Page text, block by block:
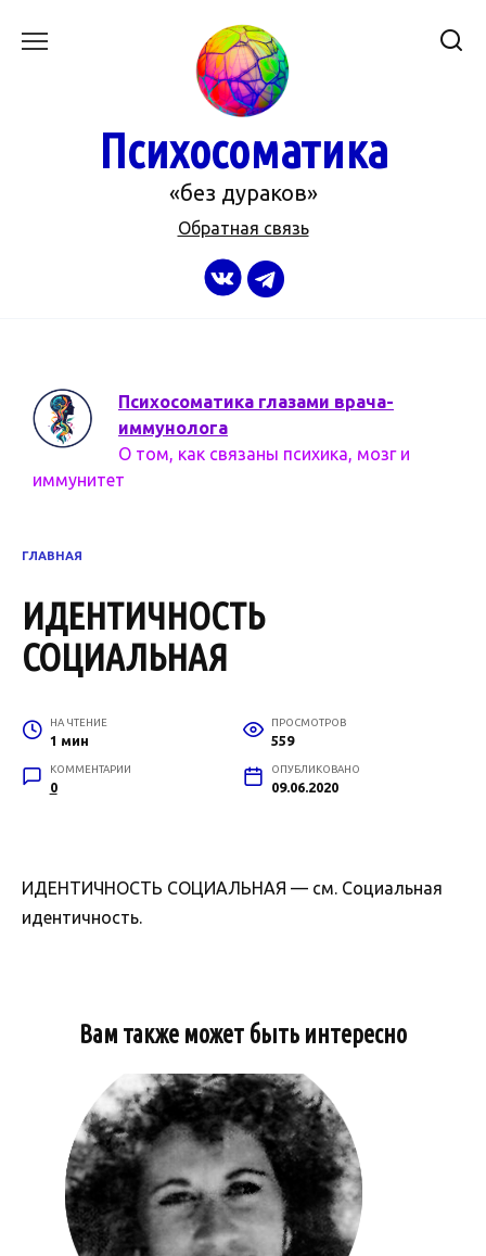
Психосоматика
«без дураков»
Обратная связь
Психосоматика глазами врача-
иммунолога
О том, как связаны психика, мозг и
иммунитет
ГЛАВНАЯ
ИДЕНТИЧНОСТЬ
СОЦИАЛЬНАЯ
НА ЧТЕНИЕ
1 мин
ПРОСМОТРОВ
559
КОММЕНТАРИИ
0
ОПУБЛИКОВАНО
09.06.2020
ИДЕНТИЧНОСТЬ СОЦИАЛЬНАЯ — см. Социальная
идентичность.
Вам также может быть интересно